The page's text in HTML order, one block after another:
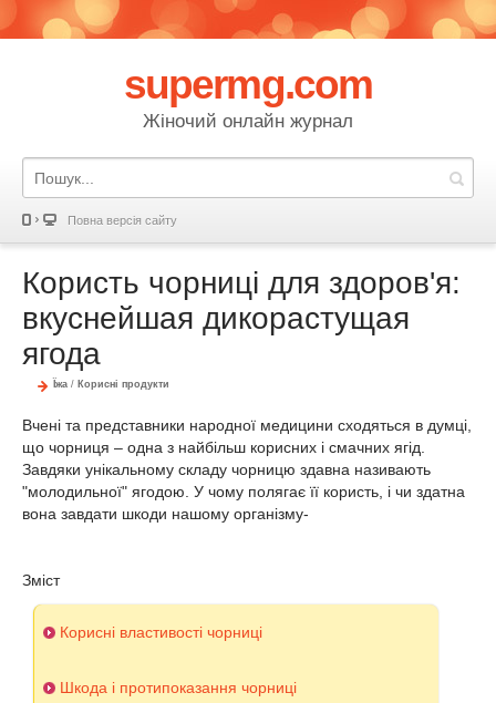
supermg.com
Жіночий онлайн журнал
Повна версія сайту
Користь чорниці для здоров'я:
вкуснейшая дикорастущая
ягода
Їжа / Корисні продукти
Вчені та представники народної медицини сходяться в думці,
що чорниця – одна з найбільш корисних і смачних ягід.
Завдяки унікальному складу чорницю здавна називають
"молодильної" ягодою. У чому полягає її користь, і чи здатна
вона завдати шкоди нашому організму-
Зміст
Корисні властивості чорниці
Шкода і протипоказання чорниці